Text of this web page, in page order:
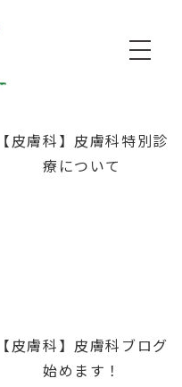
【皮膚科】皮膚科特別診
療について
【皮膚科】皮膚科ブログ
始めます！